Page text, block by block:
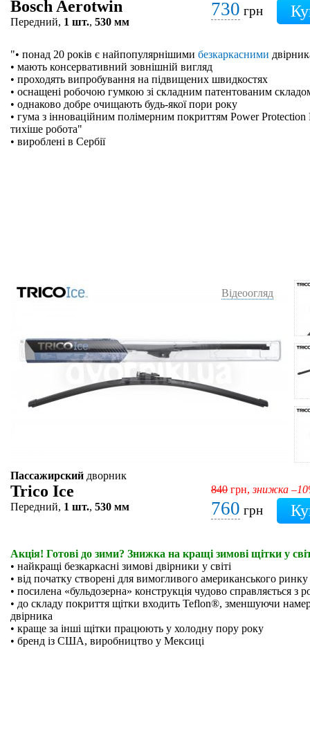
Bosch Aerotwin
Передний, 1 шт., 530 мм
730 грн
"• понад 20 років є найпопулярнішими безкаркасними
• мають консервативний зовнішній вигляд
• проходять випробування на підвищених швидкостях
• оснащені робочою гумкою зі складним патентованим
• однаково добре очищають будь-якої пори року
• гума з інноваційним полімерним покриттям Power
тихіше робота"
• вироблені в Сербії
Відеоогляд
Пассажирский дворник
Trico Ice
Передний, 1 шт., 530 мм
840 грн,знижка
760 грн
Акція! Готові до зими? Знижка на кращі зимові щітки у
• найкращі безкаркасні зимові двірники у світі
• від початку створені для вимогливого американського ринку
• посилена «бульдозерна» конструкція чудово справляється з
• до складу покриття щітки входить Teflon®, зменшуючи
двірника
• краще за інші щітки працюють у холодну пору року
• бренд із США, виробництво у Мексиці